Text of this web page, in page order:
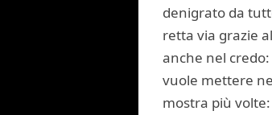
denigrato da
retta via grazie
anche nel
vuole mettere
mostra più